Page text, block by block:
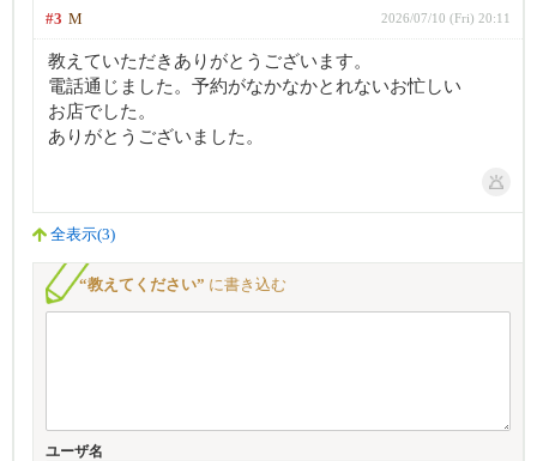
#3 M 2026/07/10 (Fri) 20:11
教えていただきありがとうございます。
電話通じました。予約がなかなかとれないお忙しい
お店でした。
ありがとうございました。
全表示(3)
“教えてください” に書き込む
ユーザ名